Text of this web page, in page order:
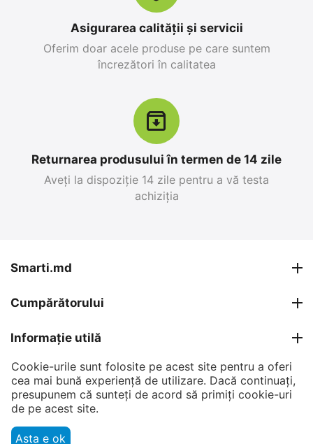
Asigurarea calității și servicii
Oferim doar acele produse pe care suntem
încrezători în calitatea
Returnarea produsului în termen de 14 zile
Aveți la dispoziție 14 zile pentru a vă testa
achiziția
Smarti.md
Cumpărătorului
Informație utilă
Contul meu
Contacte
Cookie-urile sunt folosite pe acest site pentru a oferi
cea mai bună experiență de utilizare. Dacă continuați,
presupunem că sunteți de acord să primiți cookie-uri
de pe acest site.
Asta e ok